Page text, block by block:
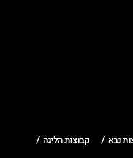
נבא
קבוצות הליגה